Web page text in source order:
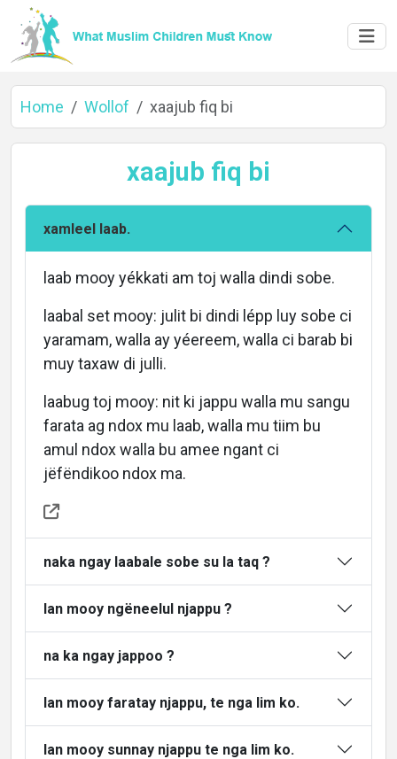
Home
About
Languages
Home Wollof xaajub fiq bi
xaajub fiq bi
xamleel laab.
laab mooy yékkati am toj walla dindi sobe.
laabal set mooy: julit bi dindi lépp luy sobe ci
yaramam, walla ay yéereem, walla ci barab bi
muy taxaw di julli.
laabug toj mooy: nit ki jappu walla mu sangu
farata ag ndox mu laab, walla mu tiim bu
amul ndox walla bu amee ngant ci
jëfëndikoo ndox ma.
naka ngay laabale sobe su la taq ?
lan mooy ngëneelul njappu ?
na ka ngay jappoo ?
lan mooy faratay njappu, te nga lim ko.
lan mooy sunnay njappu te nga lim ko.